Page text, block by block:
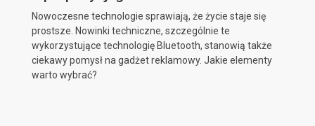
Nowoczesne technologie sprawiają, że życie staje się
prostsze. Nowinki techniczne, szczególnie te
wykorzystujące technologię Bluetooth, stanowią także
ciekawy pomysł na gadżet reklamowy. Jakie elementy
warto wybrać?